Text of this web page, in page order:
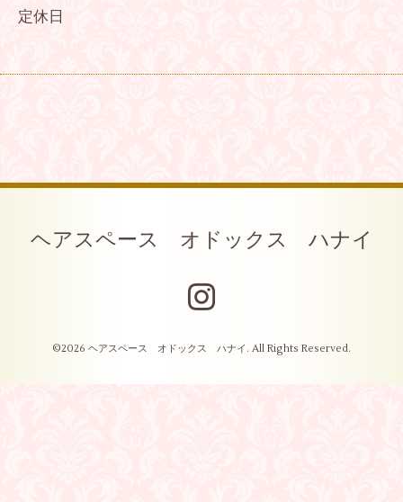
定休日
ヘアスペース オドックス ハナイ
©2026 ヘアスペース オドックス ハナイ . All Rights Reserved.